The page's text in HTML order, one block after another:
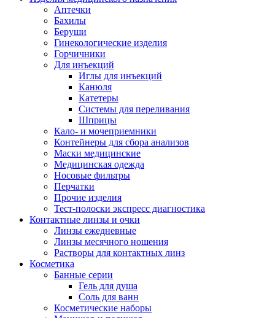
Аптечки
Бахилы
Беруши
Гинекологические изделия
Горчичники
Для инъекций
Иглы для инъекций
Канюля
Катетеры
Системы для переливания
Шприцы
Кало- и мочеприемники
Контейнеры для сбора анализов
Маски медицинские
Медицинская одежда
Носовые фильтры
Перчатки
Прочие изделия
Тест-полоски экспресс диагностика
Контактные линзы и очки
Линзы ежедневные
Линзы месячного ношения
Растворы для контактных линз
Косметика
Банные серии
Гель для душа
Соль для ванн
Косметические наборы